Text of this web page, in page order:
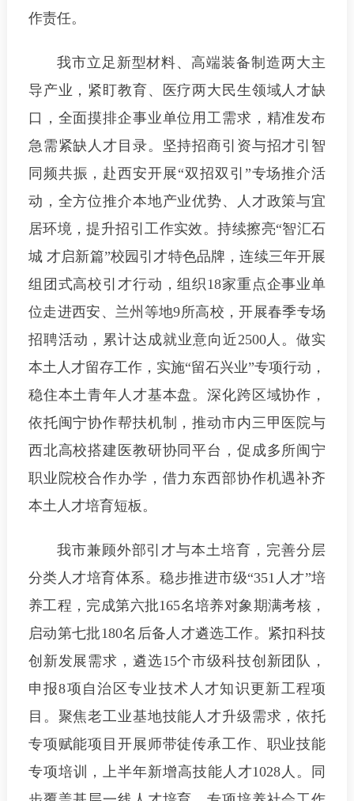
作责任。
我市立足新型材料、高端装备制造两大主
导产业，紧盯教育、医疗两大民生领域人才缺
口，全面摸排企事业单位用工需求，精准发布
急需紧缺人才目录。坚持招商引资与招才引智
同频共振，赴西安开展“双招双引”专场推介活
动，全方位推介本地产业优势、人才政策与宜
居环境，提升招引工作实效。持续擦亮“智汇石
城 才启新篇”校园引才特色品牌，连续三年开展
组团式高校引才行动，组织18家重点企事业单
位走进西安、兰州等地9所高校，开展春季专场
招聘活动，累计达成就业意向近2500人。做实
本土人才留存工作，实施“留石兴业”专项行动，
稳住本土青年人才基本盘。深化跨区域协作，
依托闽宁协作帮扶机制，推动市内三甲医院与
西北高校搭建医教研协同平台，促成多所闽宁
职业院校合作办学，借力东西部协作机遇补齐
本土人才培育短板。
我市兼顾外部引才与本土培育，完善分层
分类人才培育体系。稳步推进市级“351人才”培
养工程，完成第六批165名培养对象期满考核，
启动第七批180名后备人才遴选工作。紧扣科技
创新发展需求，遴选15个市级科技创新团队，
申报8项自治区专业技术人才知识更新工程项
目。聚焦老工业基地技能人才升级需求，依托
专项赋能项目开展师带徒传承工作、职业技能
专项培训，上半年新增高技能人才1028人。同